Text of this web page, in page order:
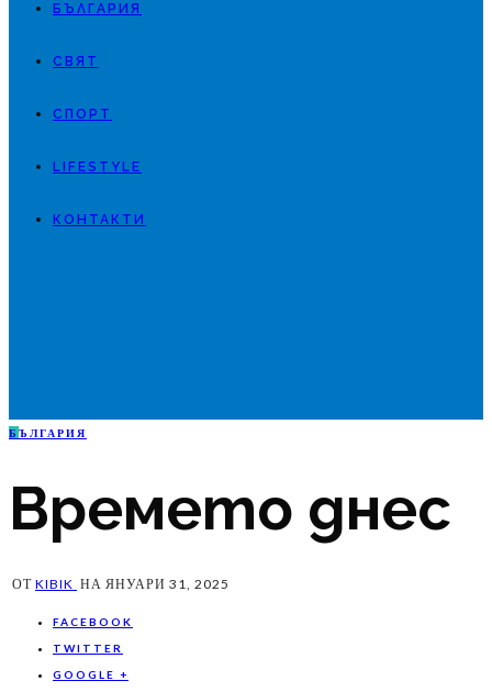
БЪЛГАРИЯ
СВЯТ
СПОРТ
LIFESTYLE
КОНТАКТИ
Б ЪЛГАРИЯ
Времето днес
ОТ KIBIK НА ЯНУАРИ 31, 2025
FACEBOOK
TWITTER
GOOGLE +